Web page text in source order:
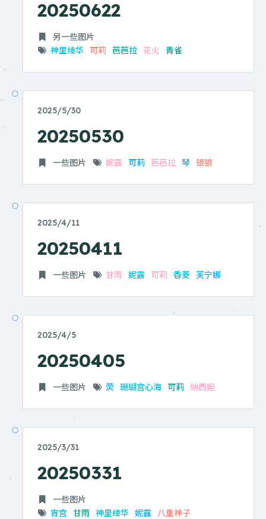
20250622
另一些图片
神里绫华
可莉 芭芭拉 花火 青雀
2025/5/30
20250530
一些图片 妮露 可莉 芭芭拉 琴 银狼
2025/4/11
20250411
一些图片 甘雨 妮露 可莉 香菱 芙宁娜
2025/4/5
20250405
一些图片 荧 珊瑚宫心海 可莉 纳西妲
2025/3/31
20250331
一些图片
宵宫
甘雨 神里绫华 妮露
八重神子